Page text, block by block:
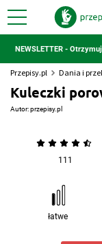
NEWSLETTER -
Przepisy.pl Dania i
Kuleczki
Autor:przepisy.pl
111
łatwe